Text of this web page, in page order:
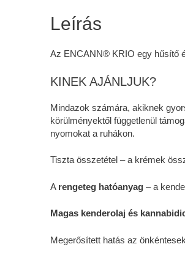
Leírás
Az ENCANN® KRIO egy hűsítő
KINEK AJÁNLJUK?
Mindazok számára, akiknek
körülményektől függetlenül
nyomokat a ruhákon.
Tiszta összetétel – a krémek
A rengeteg hatóanyag – a
Magas kenderolaj és
Megerősített hatás az